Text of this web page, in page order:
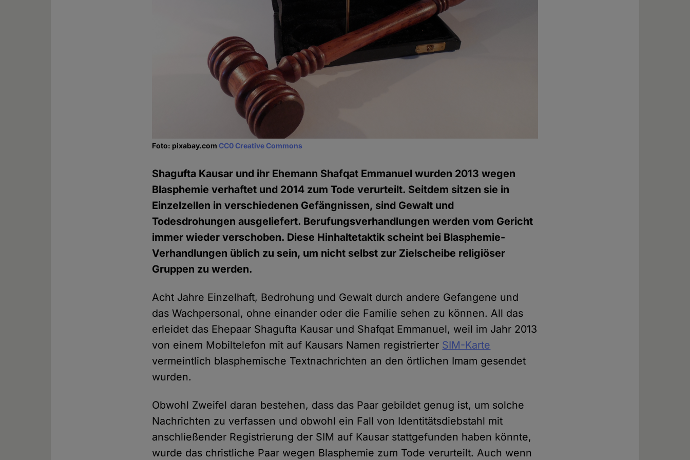
Foto: pixabay.comCC0 Creative Commons
Shagufta Kausar und ihr Ehemann Shafqat Emmanuel wurden 2013 wegen
Blasphemie verhaftet und 2014 zum Tode verurteilt. Seitdem sitzen sie in
Einzelzellen in verschiedenen Gefängnissen, sind Gewalt und
Todesdrohungen ausgeliefert. Berufungsverhandlungen werden vom Gericht
immer wieder verschoben. Diese Hinhaltetaktik scheint bei Blasphemie-
Verhandlungen üblich zu sein, um nicht selbst zur Zielscheibe religiöser
Gruppen zu werden.
Acht Jahre Einzelhaft, Bedrohung und Gewalt durch andere Gefangene und
das Wachpersonal, ohne einander oder die Familie sehen zu können. All das
erleidet das Ehepaar Shagufta Kausar und Shafqat Emmanuel, weil im Jahr 2013
von einem Mobiltelefon mit auf Kausars Namen registrierter SIM-Karte
vermeintlich blasphemische Textnachrichten an den örtlichen Imam gesendet
wurden.
Obwohl Zweifel daran bestehen, dass das Paar gebildet genug ist, um solche
Nachrichten zu verfassen und obwohl ein Fall von Identitätsdiebstahl mit
anschließender Registrierung der SIM auf Kausar stattgefunden haben könnte,
wurde das christliche Paar wegen Blasphemie zum Tode verurteilt. Auch wenn